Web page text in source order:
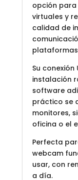
opción
virtuales y
calidad de
Su
instalación
software
práctico se
monitores,
oficina o el
Perfecta
webcam
usar, con
a día.